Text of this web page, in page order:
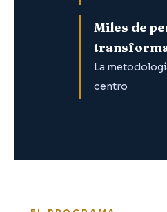
Miles de
La
centro